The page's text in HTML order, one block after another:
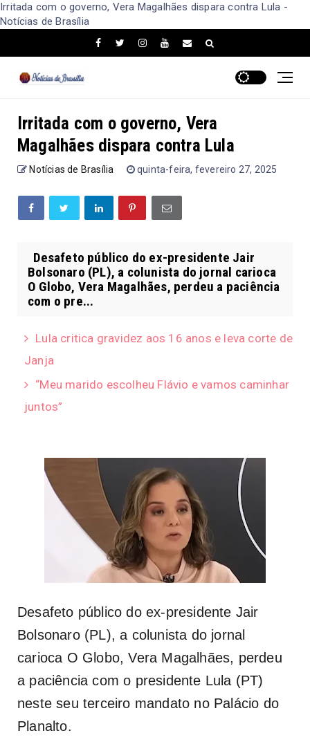
Irritada com o governo, Vera Magalhães dispara contra Lula -
Notícias de Brasília
Irritada com o governo, Vera
Magalhães dispara contra Lula
Notícias de Brasília quinta-feira, fevereiro 27, 2025
Desafeto público do ex-presidente Jair
Bolsonaro (PL), a colunista do jornal carioca
O Globo, Vera Magalhães, perdeu a paciência
com o pre...
Lula critica gravidez aos 16 anos e leva corte de
Janja
“Meu marido escolheu Flávio e vamos caminhar
juntos”
Desafeto público do ex-presidente Jair
Bolsonaro (PL), a colunista do jornal
carioca O Globo, Vera Magalhães, perdeu
a paciência com o presidente Lula (PT)
neste seu terceiro mandato no Palácio do
Planalto.